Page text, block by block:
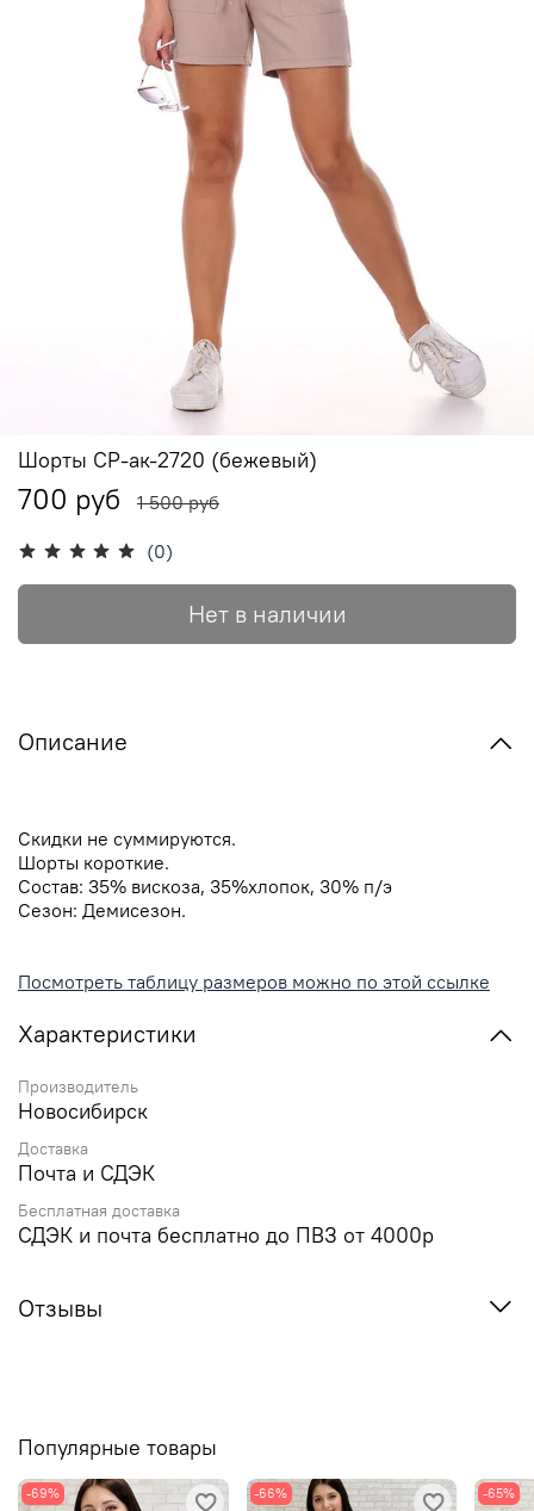
(0)
Шорты СР-ак-2720 (бежевый)
700 руб 1 500 руб
Нет в наличии
Описание
Скидки не суммируются.
Шорты короткие.
Состав: 35% вискоза, 35%хлопок, 30% п/э
Сезон: Демисезон.
Посмотреть таблицу размеров можно по этой ссылке
Характеристики
Производитель
Новосибирск
Доставка
Почта и СДЭК
Бесплатная доставка
СДЭК и почта бесплатно до ПВЗ от 4000р
Отзывы
Популярные товары
-69% -66% -65%